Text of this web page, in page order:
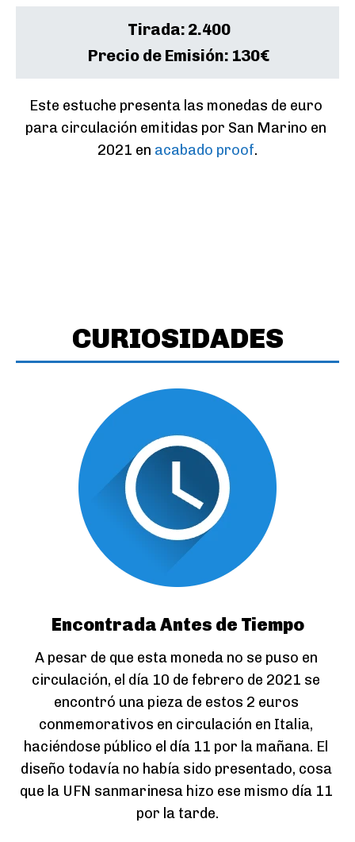
Tirada: 2.400
Precio de Emisión: 130€
Este estuche presenta las monedas de euro
para circulación emitidas por San Marino en
2021 en acabado proof.
CURIOSIDADES
Encontrada Antes de Tiempo
A pesar de que esta moneda no se puso en
circulación, el día 10 de febrero de 2021 se
encontró una pieza de estos 2 euros
conmemorativos en circulación en Italia,
haciéndose público el día 11 por la mañana. El
diseño todavía no había sido presentado, cosa
que la UFN sanmarinesa hizo ese mismo día 11
por la tarde.